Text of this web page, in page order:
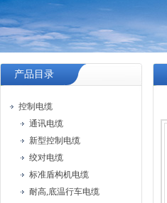
产品目录
控制电缆
通讯电缆
新型控制电缆
绞对电缆
标准盾构机电缆
耐高,底温行车电缆